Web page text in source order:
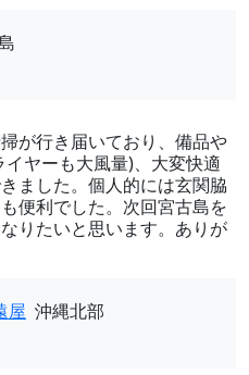
が行き届いており、備品や
ヤーも大風量)、大変快適
ました。個人的には玄関脇
便利でした。次回宮古島を
りたいと思います。ありが
屋 沖縄北部